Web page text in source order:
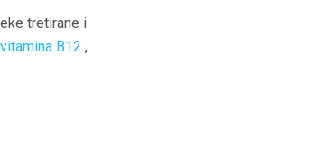
tretirane i
B12 ,